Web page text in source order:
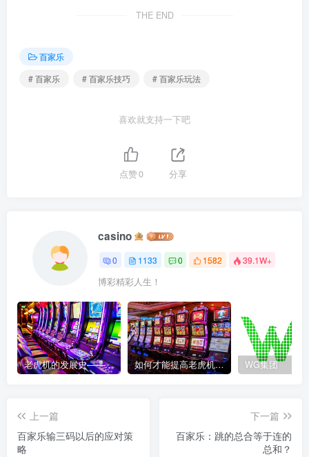
THE END
百家乐
# 百家乐
# 百家乐技巧 # 百家乐玩法
喜欢就支持一下吧
点赞0 分享
casino
0 1133 0 1582 39.1W+
博彩精彩人生！
老虎机的发展史——赌场中最受欢迎游戏的演变历程 如何才能提高老虎机获胜的几率？ WG集团
上一篇
百家乐输三码以后的应对策
略
下一篇
百家乐：跳的总合等于连的
总和？